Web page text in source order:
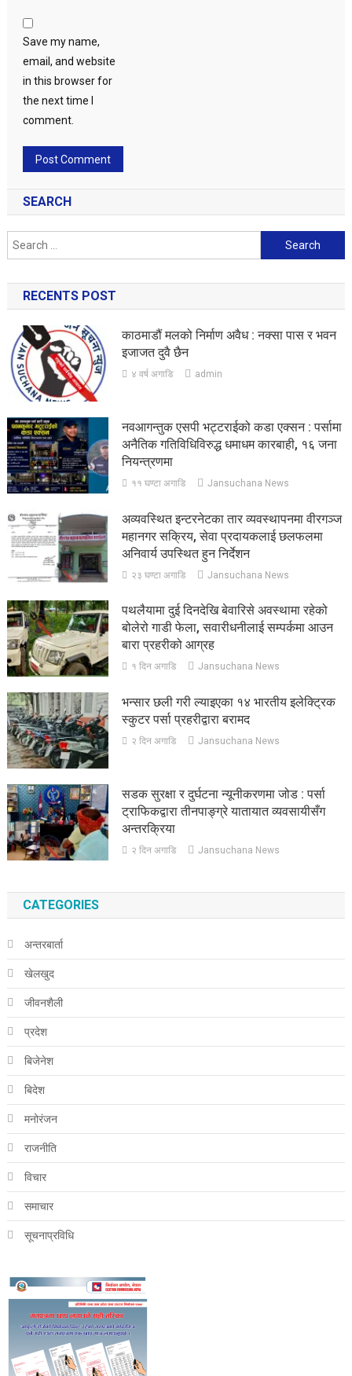
Save my name,
email, and website
in this browser for
the next time I
comment.
SEARCH
Search
for:
RECENTS POST
काठमाडौं मलको निर्माण अवैध : नक्सा पास र भवन
इजाजत दुवै छैन
४ वर्ष अगाडि admin
नवआगन्तुक एसपी भट्टराईको कडा एक्सन : पर्सामा
अनैतिक गतिविधिविरुद्ध धमाधम कारबाही, १६ जना
नियन्त्रणमा
११ घण्टा अगाडि Jansuchana News
अव्यवस्थित इन्टरनेटका तार व्यवस्थापनमा वीरगञ्ज
महानगर सक्रिय, सेवा प्रदायकलाई छलफलमा
अनिवार्य उपस्थित हुन निर्देशन
२३ घण्टा अगाडि Jansuchana News
पथलैयामा दुई दिनदेखि बेवारिसे अवस्थामा रहेको
बोलेरो गाडी फेला, सवारीधनीलाई सम्पर्कमा आउन
बारा प्रहरीको आग्रह
१ दिन अगाडि Jansuchana News
भन्सार छली गरी ल्याइएका १४ भारतीय इलेक्ट्रिक
स्कुटर पर्सा प्रहरीद्वारा बरामद
२ दिन अगाडि Jansuchana News
सडक सुरक्षा र दुर्घटना न्यूनीकरणमा जोड : पर्सा
ट्राफिकद्वारा तीनपाङ्ग्रे यातायात व्यवसायीसँग
अन्तरक्रिया
२ दिन अगाडि Jansuchana News
CATEGORIES
अन्तरबार्ता
खेलखुद
जीवनशैली
प्रदेश
बिजेनेश
बिदेश
मनोरंजन
राजनीति
विचार
समाचार
सूचनाप्रविधि